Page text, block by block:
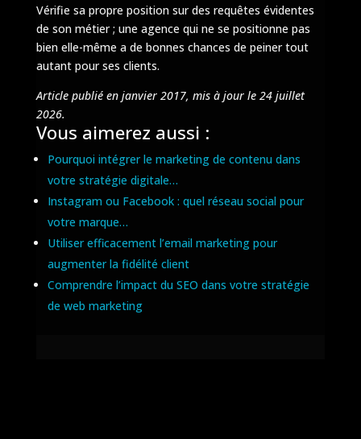
Vérifie sa propre position sur des requêtes évidentes
de son métier ; une agence qui ne se positionne pas
bien elle-même a de bonnes chances de peiner tout
autant pour ses clients.
Article publié en janvier 2017, mis à jour le 24 juillet
2026.
Vous aimerez aussi :
Pourquoi intégrer le marketing de contenu dans
votre stratégie digitale…
Instagram ou Facebook : quel réseau social pour
votre marque…
Utiliser efficacement l’email marketing pour
augmenter la fidélité client
Comprendre l’impact du SEO dans votre stratégie
de web marketing